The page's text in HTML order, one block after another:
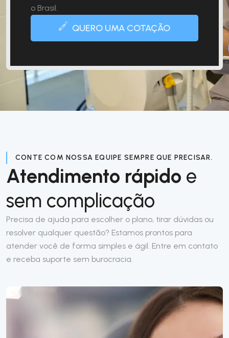
o Brasil.
QUERO UMA COTAÇÃO
CONTE COM NOSSA EQUIPE SEMPRE QUE PRECISAR.
Atendimento rápido e
sem complicação
Precisa de ajuda para escolher o plano, tirar dúvidas ou
resolver qualquer questão? Estamos prontos para
atender você de forma simples e ágil. Entre em contato
e receba suporte sem burocracia.